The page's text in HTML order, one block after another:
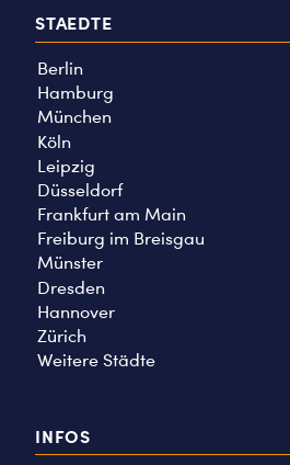
STAEDTE
Berlin
Hamburg
München
Köln
Leipzig
Düsseldorf
Frankfurt am Main
Freiburg im Breisgau
Münster
Dresden
Hannover
Zürich
Weitere Städte
INFOS